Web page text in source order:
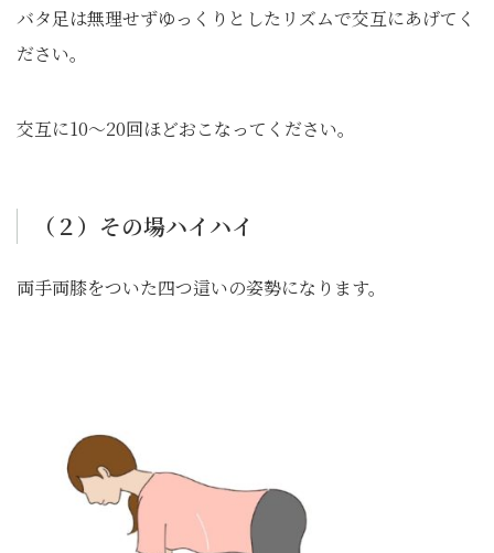
バタ足は無理せずゆっくりとしたリズムで交互にあげてく
ださい。
交互に10～20回ほどおこなってください。
（２）その場ハイハイ
両手両膝をついた四つ這いの姿勢になります。